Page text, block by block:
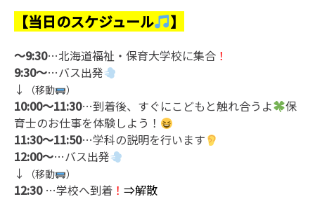
【当日のスケジュール 】
～9:30…北海道福祉・保育大学校に集合 ！
9:30～…バス出発
↓
（移動 ）
10:00～11:30…到着後、すぐにこどもと触れ合うよ
保
育士のお仕事を体験しよう！
11:30～11:50…学科の説明を行います
12:00～…バス出発
↓
（移動 ）
12:30…学校へ到着 ！ ⇒解散